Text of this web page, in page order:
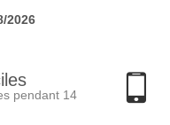
2026
pendant 14